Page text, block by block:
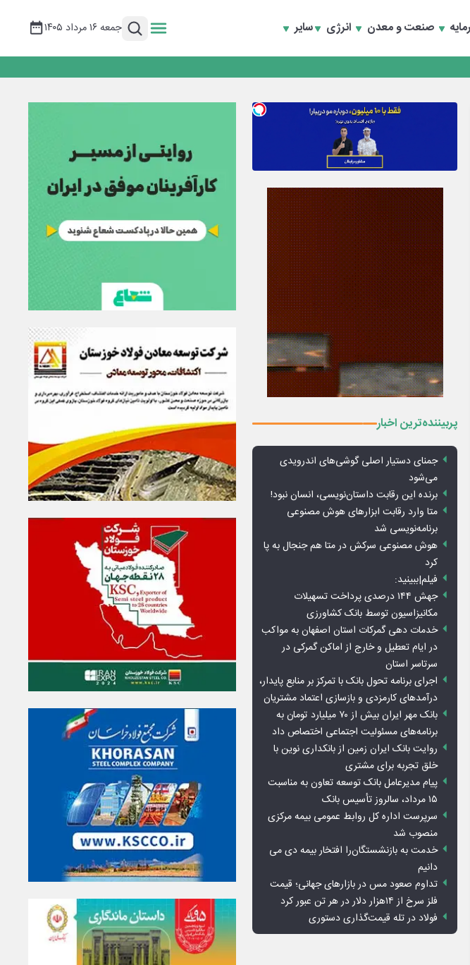
صنعت و معدن انرژی سایر جمعه ۱۶ مرداد ۱۴۰۵
پربیننده‌ترین اخبار
جمنای دستیار اصلی گوشی‌های اندرویدی
می‌شود
برنده این رقابت داستان‌نویسی، انسان نبود!
متا وارد رقابت ابزارهای هوش مصنوعی
برنامه‌نویسی شد
هوش مصنوعی سرکش در متا هم جنجال به پا
کرد
فیلم|ببینید:
جهش ۱۴۴ درصدی پرداخت تسهیلات
مکانیزاسیون توسط بانک کشاورزی
خدمات دهی گمرکات استان اصفهان به مواکب
در ایام تعطیل و خارج از اماکن گمرکی در
سرتاسر استان
اجرای برنامه تحول بانک با تمرکز بر منابع پایدار،
درآمدهای کارمزدی و بازسازی اعتماد مشتریان
بانک مهر ایران بیش از ۷۰ میلیارد تومان به
برنامه‌های مسئولیت اجتماعی اختصاص داد
روایت بانک ایران زمین از بانکداری نوین با
خلق تجربه برای مشتری
پیام مدیرعامل بانک توسعه تعاون به مناسبت
۱۵ مرداد، سالروز تأسیس بانک
سرپرست اداره کل روابط عمومی بیمه مرکزی
منصوب شد
خدمت به بازنشستگان‌را افتخار بیمه دی می
دانیم
تداوم صعود مس در بازارهای جهانی؛ قیمت
فلز سرخ از ۱۴هزار دلار در هر تن عبور کرد
فولاد در تله قیمت‌گذاری دستوری